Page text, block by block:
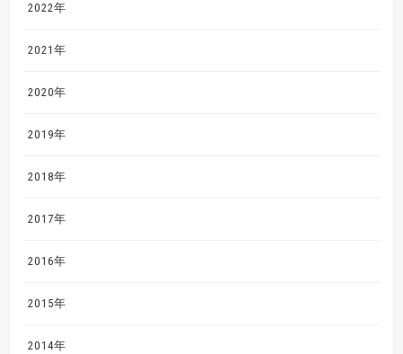
2022年
2021年
2020年
2019年
2018年
2017年
2016年
2015年
2014年